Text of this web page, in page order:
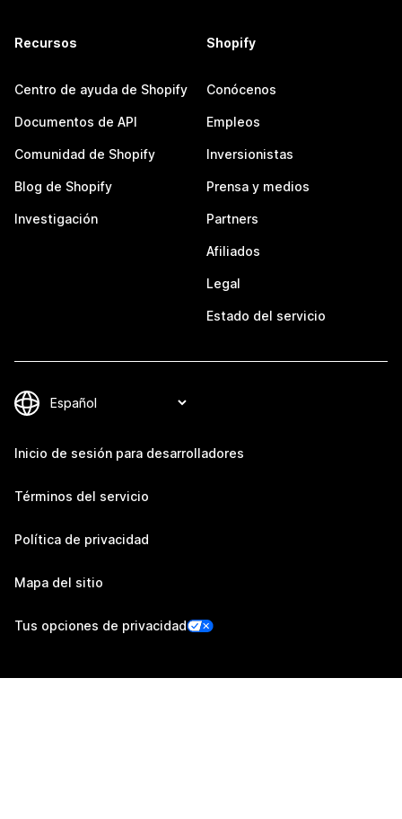
Recursos
Centro de ayuda de Shopify
Documentos de API
Comunidad de Shopify
Blog de Shopify
Investigación
Shopify
Conócenos
Empleos
Inversionistas
Prensa y medios
Partners
Afiliados
Legal
Estado del servicio
Inicio de sesión para desarrolladores
Términos del servicio
Política de privacidad
Mapa del sitio
Tus opciones de privacidad